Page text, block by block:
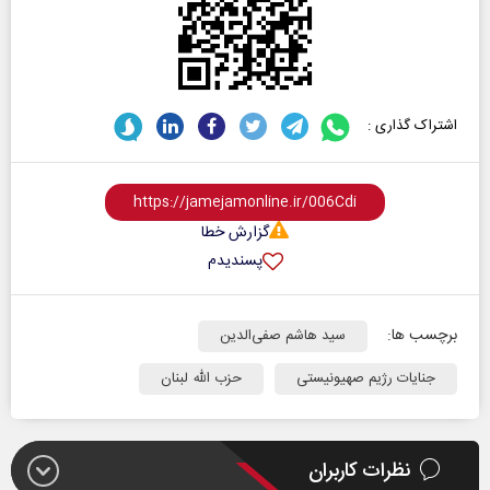
اشتراک گذاری :
گزارش خطا
پسندیدم
برچسب ها:
سید هاشم صفی‌الدین
جنایات رژیم صهیونیستی
حزب الله لبنان
نظرات کاربران